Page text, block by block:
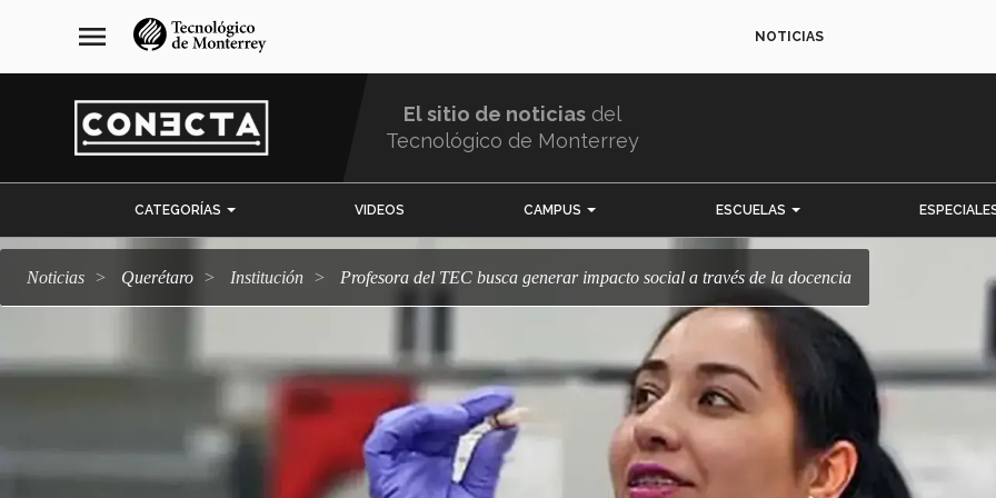
navegación
principal
menu NOTICIAS
El sitio de noticias del
Tecnológico de Monterrey
CATEGORÍAS VIDEOS CAMPUS ESCUELAS
Noticias Querétaro Institución Profesora del TEC busca generar impacto social a través de la docencia